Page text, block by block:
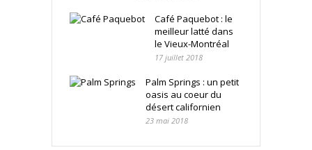
Café Paquebot : le
meilleur latté dans
le Vieux-Montréal
17 juillet 2018
Palm Springs : un petit
oasis au coeur du
désert californien
23 mai 2018